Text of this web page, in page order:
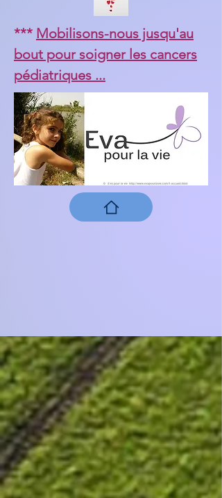
*** Mobilisons-nous jusqu'au
bout pour soigner les cancers
pédiatriques ...